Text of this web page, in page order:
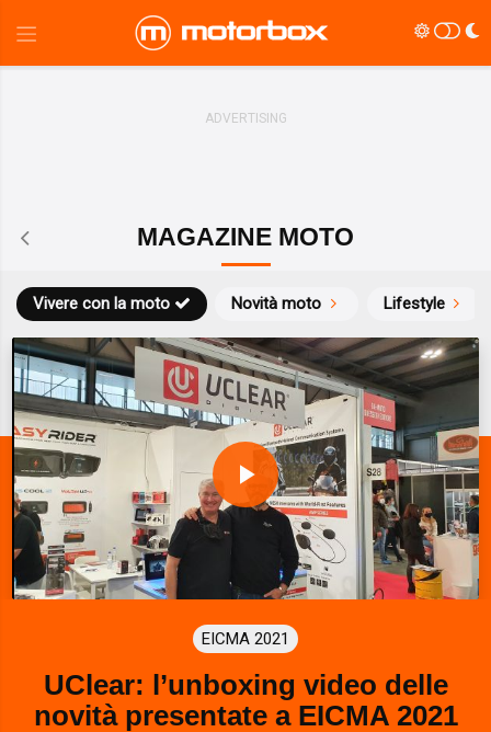
MAGAZINE MOTO
Novità moto
Vivere con la moto Lifestyle
P
a
y
V
EICMA 2021
UClear: l’unboxing video delle
novità presentate a EICMA 2021